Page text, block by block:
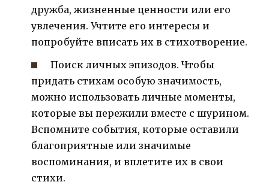
дружба, жизненные ценности или его
увлечения. Учтите его интересы и
попробуйте вписать их в стихотворение.
Поиск личных эпизодов. Чтобы
придать стихам особую значимость,
можно использовать личные моменты,
которые вы пережили вместе с шурином.
Вспомните события, которые оставили
благоприятные или значимые
воспоминания, и вплетите их в свои
стихи.